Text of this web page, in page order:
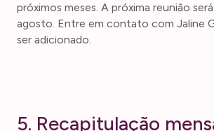
próximos meses. A próxima reunião
agosto. Entre em contato com Jaline
ser adicionado.
5. Recapitulação